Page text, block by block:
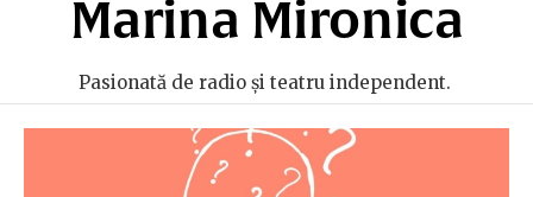
Marina Mironica
Pasionată de radio și teatru independent.